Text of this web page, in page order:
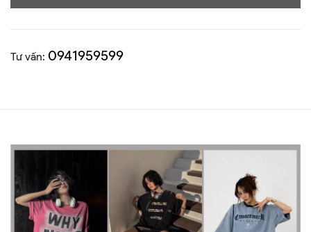
Tư vấn: 0941959599